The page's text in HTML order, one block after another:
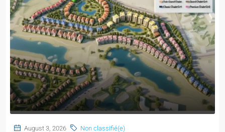
August 3, 2026 Non classifié(e)